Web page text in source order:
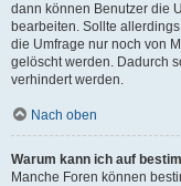
dann können Benutzer die
bearbeiten. Sollte
die Umfrage nur noch von
gelöscht werden. Dadurch
verhindert werden.
Nach oben
Warum kann ich auf
Manche Foren können